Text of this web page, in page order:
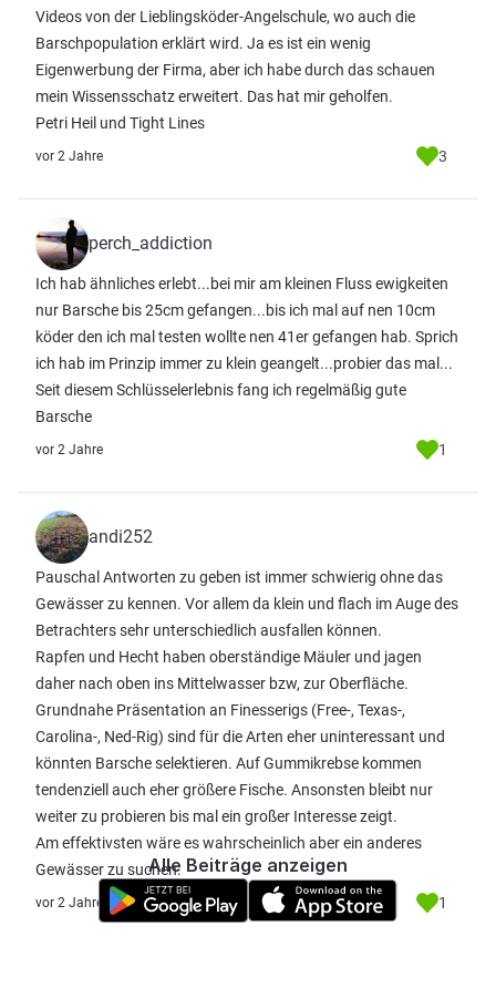
Videos von der Lieblingsköder-Angelschule, wo auch die
Barschpopulation erklärt wird. Ja es ist ein wenig
Eigenwerbung der Firma, aber ich habe durch das schauen
mein Wissensschatz erweitert. Das hat mir geholfen.
Petri Heil und Tight Lines
vor 2 Jahre 3
perch_addiction
Ich hab ähnliches erlebt...bei mir am kleinen Fluss ewigkeiten
nur Barsche bis 25cm gefangen...bis ich mal auf nen 10cm
köder den ich mal testen wollte nen 41er gefangen hab. Sprich
ich hab im Prinzip immer zu klein geangelt...probier das mal...
Seit diesem Schlüsselerlebnis fang ich regelmäßig gute
Barsche
vor 2 Jahre 1
andi252
Pauschal Antworten zu geben ist immer schwierig ohne das
Gewässer zu kennen. Vor allem da klein und flach im Auge des
Betrachters sehr unterschiedlich ausfallen können.
Rapfen und Hecht haben oberständige Mäuler und jagen
daher nach oben ins Mittelwasser bzw, zur Oberfläche.
Grundnahe Präsentation an Finesserigs (Free-, Texas-,
Carolina-, Ned-Rig) sind für die Arten eher uninteressant und
könnten Barsche selektieren. Auf Gummikrebse kommen
tendenziell auch eher größere Fische. Ansonsten bleibt nur
weiter zu probieren bis mal ein großer Interesse zeigt.
Am effektivsten wäre es wahrscheinlich aber ein anderes
Gewässer zu suchen.
vor 2 Jahre 1
Alle Beiträge anzeigen